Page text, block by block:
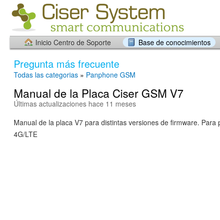
Inicio Centro de Soporte Base de conocimientos
Pregunta más frecuente
Todas las categorias » Panphone GSM
Manual de la Placa Ciser GSM V7
Últimas actualizaciones hace 11 meses
Manual de la placa V7 para distintas versiones de firmware. Para
4G/LTE